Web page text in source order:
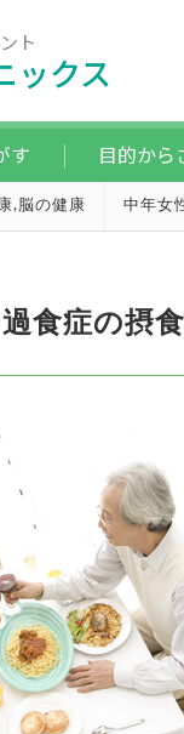
ト
ックス
す 目的から
,脳の健康 中年女
食症の摂